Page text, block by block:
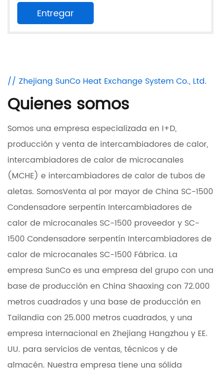
// Zhejiang SunCo Heat Exchange System Co., Ltd.
Quienes somos
Somos una empresa especializada en I+D,
producción y venta de intercambiadores de calor,
intercambiadores de calor de microcanales
(MCHE) e intercambiadores de calor de tubos de
aletas. SomosVenta al por mayor de China SC-1500
Condensadore serpentín Intercambiadores de
calor de microcanales SC-1500 proveedory SC-
1500 Condensadore serpentín Intercambiadores de
calor de microcanales SC-1500 Fábrica. La
empresa SunCo es una empresa del grupo con una
base de producción en China Shaoxing con 72.000
metros cuadrados y una base de producción en
Tailandia con 25.000 metros cuadrados, y una
empresa internacional en Zhejiang Hangzhou y EE.
UU. para servicios de ventas, técnicos y de
almacén. Nuestra empresa tiene una sólida